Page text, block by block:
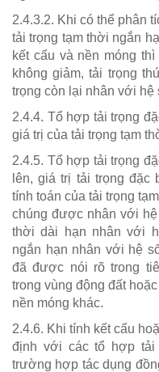
2.4.3.2. Khi có thể phân
tải trọng tạm thời ngắn
kết cấu và nền móng
không giảm, tải trọng
trọng còn lại nhân với hệ
2.4.4. Tổ hợp tải trọng
giá trị của tải trọng tạm
2.4.5. Tổ hợp tải trọng
lên, giá trị tải trọng đặc
tính toán của tải trọng
chúng được nhân với
thời dài hạn nhân với
ngắn hạn nhân với hệ
đã được nói rõ trong
trong vùng động đất
nền móng khác.
2.4.6. Khi tính kết cấu
định với các tổ hợp tải
trường hợp tác dụng